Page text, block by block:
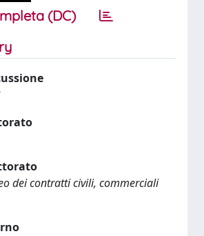
(DC)
dei contratti civili, commerciali